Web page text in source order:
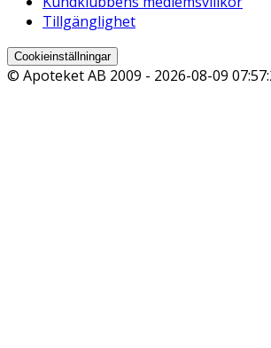
Tillgänglighet
Cookieinställningar
© Apoteket AB 2009 - 2026-08-09